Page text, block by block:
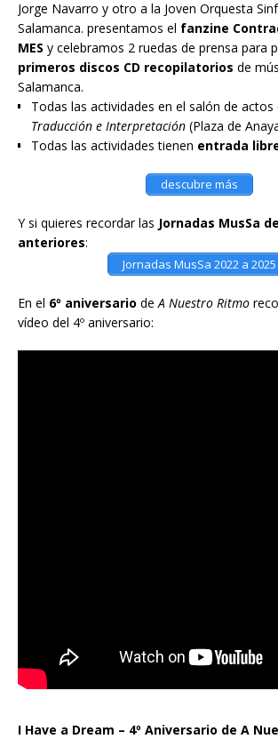
Jorge Navarro y otro a la Joven Orquesta
Salamanca. presentamos el fanzine
MES y celebramos 2 ruedas de prensa para
primeros discos CD recopilatorios de
Salamanca.
Todas las actividades en el salón de actos
Traducción e Interpretación (Plaza de
Todas las actividades tienen entrada
descubre más
Y si quieres recordar las Jornadas MusSa
anteriores:
Jornadas MusSa 2022 a 2025
En el 6º aniversario de A Nuestro Ritmo
vídeo del 4º aniversario:
I Have a Dream – 4º Aniversario de A